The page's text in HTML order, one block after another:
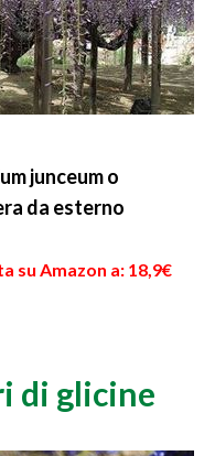
junceum o
da esterno
su Amazon a: 18,9€
di glicine